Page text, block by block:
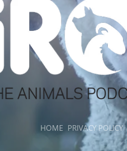
HOME PRIVACY POLICY